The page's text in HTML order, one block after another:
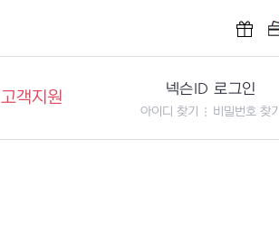
고객지원
문의하기
넥슨ID 로그인
아이디 찾기 비밀번호 찾기